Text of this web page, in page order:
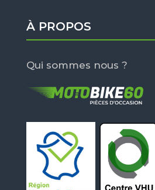
À PROPOS
Qui sommes nous ?